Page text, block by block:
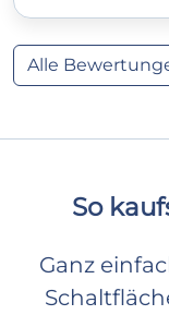
Alle
So
Ganz